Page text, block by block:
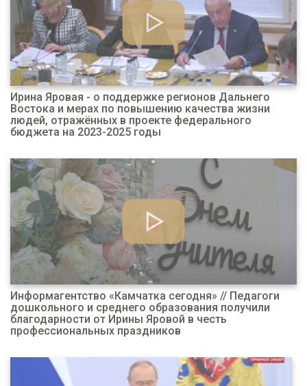
Ирина Яровая - о поддержке регионов Дальнего
Востока и мерах по повышению качества жизни
людей, отражённых в проекте федерального
бюджета на 2023-2025 годы
Информагентство «Камчатка сегодня» // Педагоги
дошкольного и среднего образования получили
благодарности от Ирины Яровой в честь
профессиональных праздников